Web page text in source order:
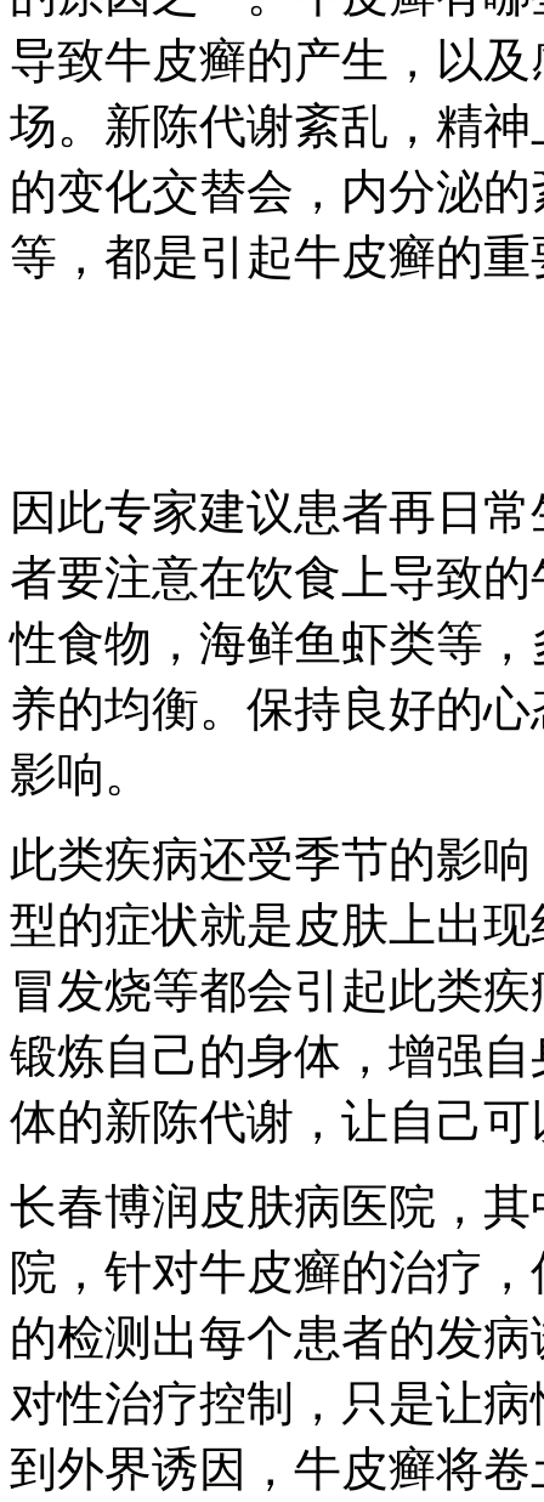
导致牛皮癣的产生，以
场。新陈代谢紊乱，精
的变化交替会，内分泌
等，都是引起牛皮癣的
因此专家建议患者再日
者要注意在饮食上导致
性食物，海鲜鱼虾类等
养的均衡。保持良好的
影响。
此类疾病还受季节的影
型的症状就是皮肤上出
冒发烧等都会引起此类
锻炼自己的身体，增强
体的新陈代谢，让自己
长春博润皮肤病医院，
院，针对牛皮癣的治疗
的检测出每个患者的发
对性治疗控制，只是让
到外界诱因，牛皮癣将